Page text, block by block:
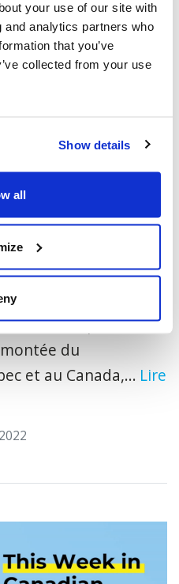
your use of our site with
analytics partners who
that you’ve
collected from your use
Show details
all
AUX
de priorités
juive du
Lundi 12 septembre
du
et au Canada,... Lire